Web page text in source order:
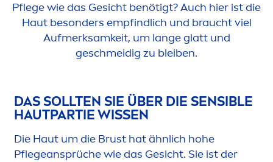
Pflege wie das Gesicht benötigt? Auch hier ist die
Haut besonders empfindlich und braucht viel
Aufmerksamkeit, um lange glatt und
geschmeidig zu bleiben.
DAS SOLLTEN SIE ÜBER DIE SENSIBLE
HAUTPARTIE WISSEN
Die Haut um die Brust hat ähnlich hohe
Pflegeansprüche wie das Gesicht. Sie ist der